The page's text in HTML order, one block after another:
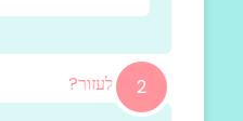
2
איך נוכל לעזור?